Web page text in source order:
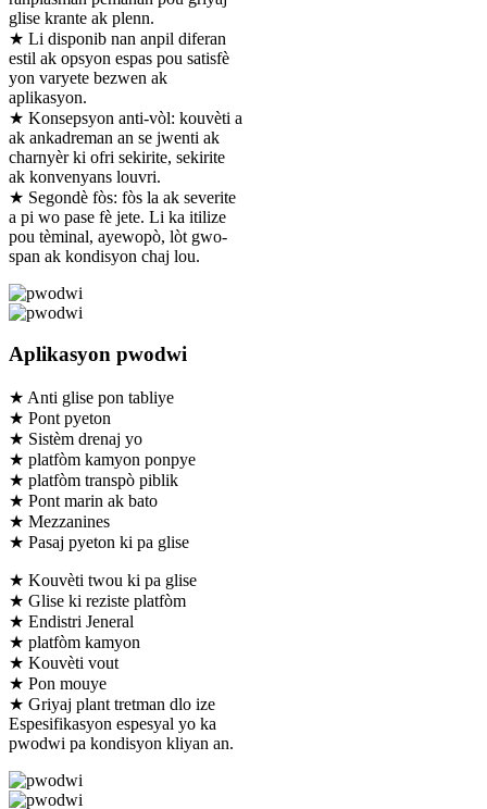
glise krante ak plenn.
★ Li disponib nan anpil diferan
estil ak opsyon espas pou satisfè
yon varyete bezwen ak
aplikasyon.
★ Konsepsyon anti-vòl: kouvèti a
ak ankadreman an se jwenti ak
charnyèr ki ofri sekirite, sekirite
ak konvenyans louvri.
★ Segondè fòs: fòs la ak severite
a pi wo pase fè jete. Li ka itilize
pou tèminal, ayewopò, lòt gwo-
span ak kondisyon chaj lou.
Aplikasyon pwodwi
★ Anti glise pon tabliye
★ Pont pyeton
★ Sistèm drenaj yo
★ platfòm kamyon ponpye
★ platfòm transpò piblik
★ Pont marin ak bato
★ Mezzanines
★ Pasaj pyeton ki pa glise
★ Kouvèti twou ki pa glise
★ Glise ki reziste platfòm
★ Endistri Jeneral
★ platfòm kamyon
★ Kouvèti vout
★ Pon mouye
★ Griyaj plant tretman dlo ize
Espesifikasyon espesyal yo ka
pwodwi pa kondisyon kliyan an.